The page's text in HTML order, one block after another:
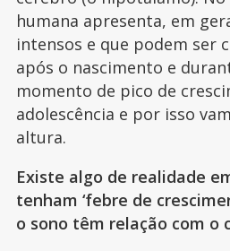
humana apresenta, em
intensos e que podem ser
após o nascimento e
momento de pico de
adolescência e por isso
altura.
Existe algo de realidade
tenham ‘febre de
o sono têm relação com o